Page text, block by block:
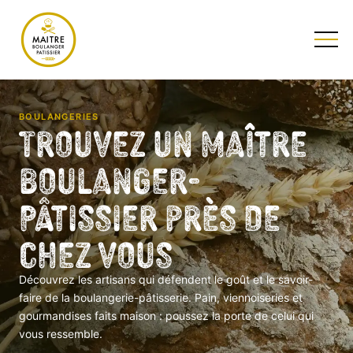
BOULANGERIES
Trouvez un Maître
Boulanger-
Pâtissier près de
chez vous
Découvrez les artisans qui défendent le goût et le savoir-
faire de la boulangerie-pâtisserie. Pain, viennoiseries et
gourmandises faits maison : poussez la porte de celui qui
vous ressemble.